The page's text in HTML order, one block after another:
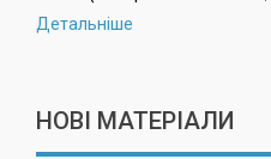
Детальніше
НОВІ МАТЕРІАЛИ